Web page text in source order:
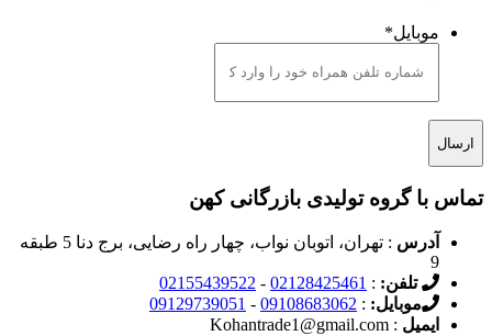
موبایل*
تماس با گروه تولیدی بازرگانی کهن
آدرس
: تهران، اتوبان نواب، چهار راه رضایی، برج دنا 5 طبقه
9
تلفن: :
02128425461
-
02155439522
موبایل: :
09108683062
-
09129739051
ایمیل : Kohantrade1@gmail.com